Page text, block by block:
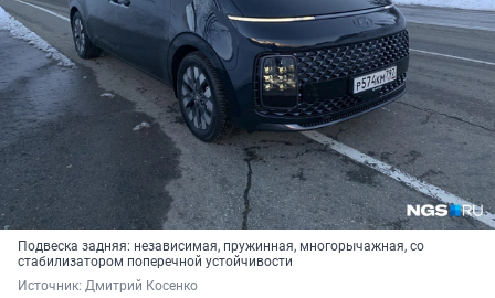
Подвеска задняя: независимая, пружинная, многорычажная, со
стабилизатором поперечной устойчивости
Источник: Дмитрий Косенко